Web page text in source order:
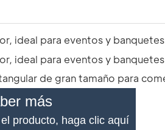
más
producto, haga clic aquí